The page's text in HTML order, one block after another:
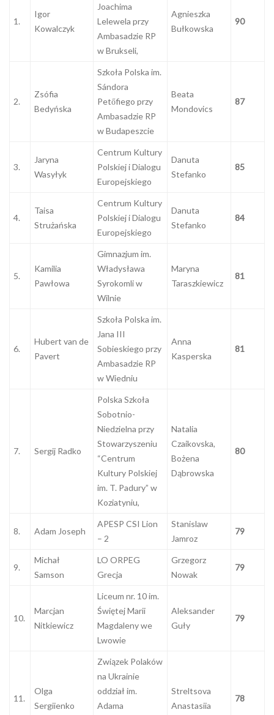
1.
Igor
Kowalczyk
Joachima
Lelewela przy
Ambasadzie RP
w Brukseli,
Agnieszka
Bułkowska
90
2.
Zsófia
Bedyńska
Szkoła Polska im.
Sándora
Petőfiego przy
Ambasadzie RP
w Budapeszcie
Beata
Mondovics
87
3.
Jaryna
Wasyłyk
Centrum Kultury
Polskiej i Dialogu
Europejskiego
Danuta
Stefanko
85
4.
Taisa
Strużańska
Centrum Kultury
Polskiej i Dialogu
Europejskiego
Danuta
Stefanko
84
5.
Kamilia
Pawłowa
Gimnazjum im.
Władysława
Syrokomli w
Wilnie
Maryna
Taraszkiewicz
81
6.
Hubert van de
Pavert
Szkoła Polska im.
Jana III
Sobieskiego przy
Ambasadzie RP
w Wiedniu
Anna
Kasperska
81
7. Sergij Radko
Polska Szkoła
Sobotnio-
Niedzielna przy
Stowarzyszeniu
“Centrum
Kultury Polskiej
im. T. Padury” w
Koziatyniu,
Natalia
Czaikovska,
Bożena
Dąbrowska
80
8. Adam Joseph
APESP CSI Lion
– 2
Stanislaw
Jamroz
79
9.
Michał
Samson
LO ORPEG
Grecja
Grzegorz
Nowak
79
10.
Marcjan
Nitkiewicz
Liceum nr. 10 im.
Świętej Marii
Magdaleny we
Lwowie
Aleksander
Guły
79
11.
Olga
Sergiienko
Związek Polaków
na Ukrainie
oddział im.
Adama
Streltsova
Anastasiia
78